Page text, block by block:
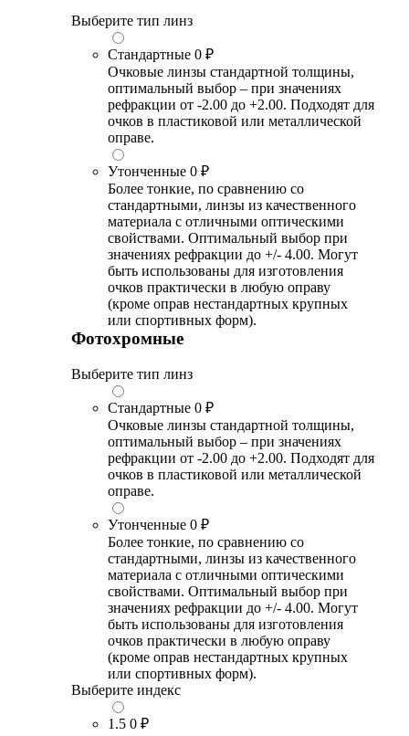
Выберите тип линз
Стандартные 0 ₽
Очковые линзы стандартной толщины,
оптимальный выбор – при значениях
рефракции от -2.00 до +2.00. Подходят для
очков в пластиковой или металлической
оправе.
Утонченные 0 ₽
Более тонкие, по сравнению со
стандартными, линзы из качественного
материала с отличными оптическими
свойствами. Оптимальный выбор при
значениях рефракции до +/- 4.00. Могут
быть использованы для изготовления
очков практически в любую оправу
(кроме оправ нестандартных крупных
или спортивных форм).
Фотохромные
Выберите тип линз
Стандартные 0 ₽
Очковые линзы стандартной толщины,
оптимальный выбор – при значениях
рефракции от -2.00 до +2.00. Подходят для
очков в пластиковой или металлической
оправе.
Утонченные 0 ₽
Более тонкие, по сравнению со
стандартными, линзы из качественного
материала с отличными оптическими
свойствами. Оптимальный выбор при
значениях рефракции до +/- 4.00. Могут
быть использованы для изготовления
очков практически в любую оправу
(кроме оправ нестандартных крупных
или спортивных форм).
Выберите индекс
1.5 0 ₽